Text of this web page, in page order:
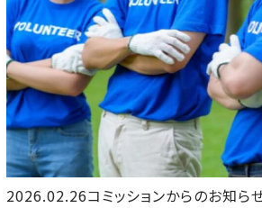
2026.02.26コミッションからのお知ら